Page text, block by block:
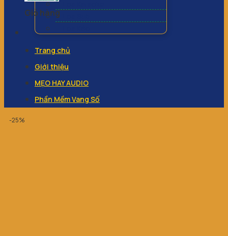
Giỏ hàng
Trang chủ
Giới thiệu
MẸO HAY AUDIO
Phần Mềm Vang Số
-25%